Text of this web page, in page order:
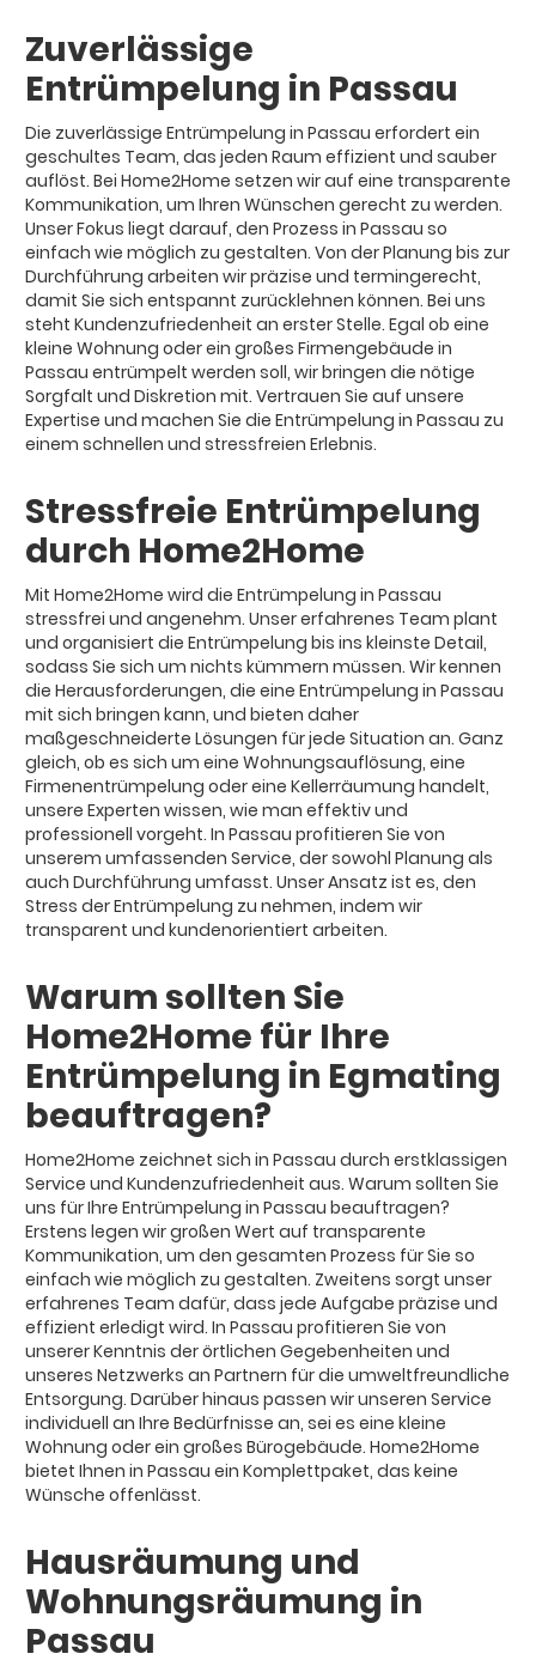
Zuverlässige
Entrümpelung in Passau
Die zuverlässige Entrümpelung in Passau erfordert ein
geschultes Team, das jeden Raum effizient und sauber
auflöst. Bei Home2Home setzen wir auf eine transparente
Kommunikation, um Ihren Wünschen gerecht zu werden.
Unser Fokus liegt darauf, den Prozess in Passau so
einfach wie möglich zu gestalten. Von der Planung bis zur
Durchführung arbeiten wir präzise und termingerecht,
damit Sie sich entspannt zurücklehnen können. Bei uns
steht Kundenzufriedenheit an erster Stelle. Egal ob eine
kleine Wohnung oder ein großes Firmengebäude in
Passau entrümpelt werden soll, wir bringen die nötige
Sorgfalt und Diskretion mit. Vertrauen Sie auf unsere
Expertise und machen Sie die Entrümpelung in Passau zu
einem schnellen und stressfreien Erlebnis.
Stressfreie Entrümpelung
durch Home2Home
Mit Home2Home wird die Entrümpelung in Passau
stressfrei und angenehm. Unser erfahrenes Team plant
und organisiert die Entrümpelung bis ins kleinste Detail,
sodass Sie sich um nichts kümmern müssen. Wir kennen
die Herausforderungen, die eine Entrümpelung in Passau
mit sich bringen kann, und bieten daher
maßgeschneiderte Lösungen für jede Situation an. Ganz
gleich, ob es sich um eine Wohnungsauflösung, eine
Firmenentrümpelung oder eine Kellerräumung handelt,
unsere Experten wissen, wie man effektiv und
professionell vorgeht. In Passau profitieren Sie von
unserem umfassenden Service, der sowohl Planung als
auch Durchführung umfasst. Unser Ansatz ist es, den
Stress der Entrümpelung zu nehmen, indem wir
transparent und kundenorientiert arbeiten.
Warum sollten Sie
Home2Home für Ihre
Entrümpelung in Egmating
beauftragen?
Home2Home zeichnet sich in Passau durch erstklassigen
Service und Kundenzufriedenheit aus. Warum sollten Sie
uns für Ihre Entrümpelung in Passau beauftragen?
Erstens legen wir großen Wert auf transparente
Kommunikation, um den gesamten Prozess für Sie so
einfach wie möglich zu gestalten. Zweitens sorgt unser
erfahrenes Team dafür, dass jede Aufgabe präzise und
effizient erledigt wird. In Passau profitieren Sie von
unserer Kenntnis der örtlichen Gegebenheiten und
unseres Netzwerks an Partnern für die umweltfreundliche
Entsorgung. Darüber hinaus passen wir unseren Service
individuell an Ihre Bedürfnisse an, sei es eine kleine
Wohnung oder ein großes Bürogebäude. Home2Home
bietet Ihnen in Passau ein Komplettpaket, das keine
Wünsche offenlässt.
Hausräumung und
Wohnungsräumung in
Passau